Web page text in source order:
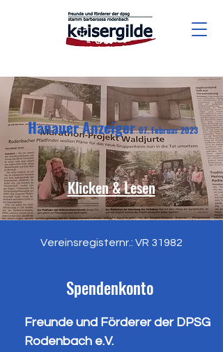
Hanauer Anzeiger07. Februar 2023
Klicken & Lesen
Vereinsregisternr.: VR 31982
Spendenkonto
Freunde und Förderer der DPSG
Rodenbach e.V.